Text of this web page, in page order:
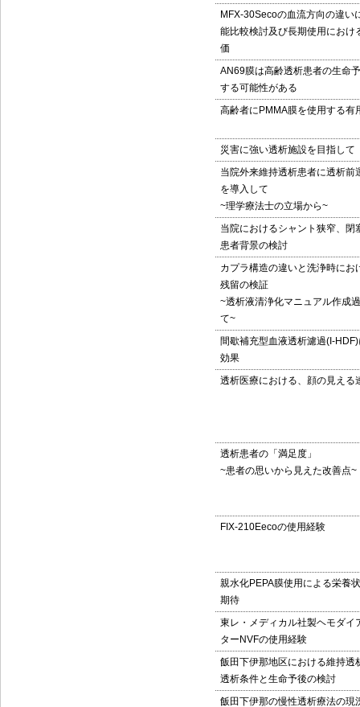
MFX-30Secoの血流方向の違い
能比較検討及び長期使用におけ
価
AN69膜は高齢透析患者の生命
する可能性がある
高齢者にPMMA膜を使用する有
災害に強い透析施設を目指して
当院外来維持透析患者に透析前
を導入して
~理学療法士の立場から~
当院におけるシャント狭窄、閉
患者背景の検討
カプラ構造の違いと洗浄時にお
残留の検証
~透析液清浄化マニュアル作成
て~
間歇補充型血液透析濾過(I-
効果
透析医療における、顔の見える
透析患者の「満足度」
~患者の思いから見えた改善点~
FIX-210Eecoの使用経験
親水化PEPA膜使用による栄養
期待
東レ・メディカル社製ヘモダイ
ターNVFの使用経験
飯田下伊那地区における維持透
透析条件と生命予後の検討
飯田下伊那の慢性透析療法の現